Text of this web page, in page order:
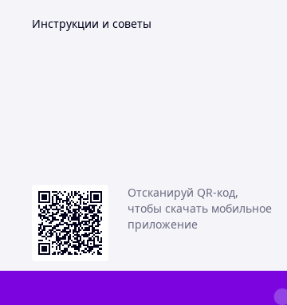
Инструкции и советы
Отсканируй QR-код,
чтобы скачать мобильное
приложение